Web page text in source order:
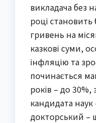
викладача без
році
гривень на
казкові суми,
інфляцію та
починається
років – до 30%,
кандидата наук
докторський –